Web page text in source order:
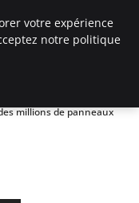
millions de panneaux
votre expérience
notre politique